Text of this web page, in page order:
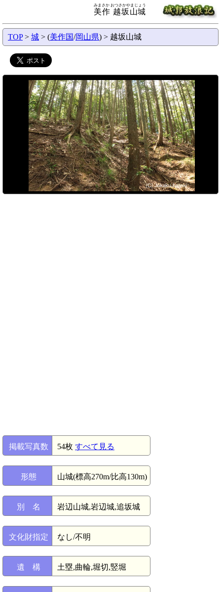
美作 越坂山城
みまさか おつさかやまじょう
TOP> 城 > (美作国/岡山県) > 越坂山城
掲載写真数 54枚 すべて見る
形態 山城(標高270m/比高130m)
別 名 岩辺山城,岩辺城,追坂城
文化財指定 なし/不明
遺 構 土塁,曲輪,堀切,竪堀